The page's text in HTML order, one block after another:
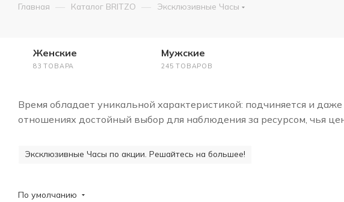
Главная — Каталог BRITZO — Эксклюзивные Часы
Женские
83 ТОВАРА
Мужские
245 ТОВАРОВ
Время обладает уникальной характеристикой: подчиняется и
отношениях достойный выбор для наблюдения за ресурсом, чья
Эксклюзивные Часы по акции. Решайтесь на большее!
По умолчанию